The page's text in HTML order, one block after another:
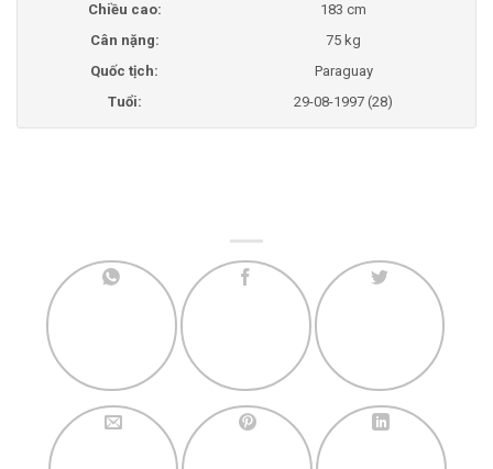
Chiều cao:
183 cm
Cân nặng:
75 kg
Quốc tịch:
Paraguay
Tuổi:
29-08-1997 (28)